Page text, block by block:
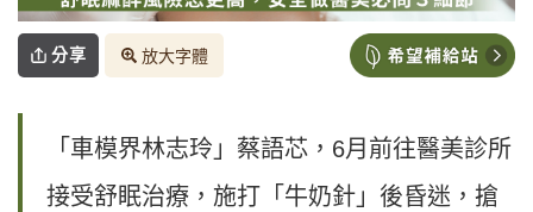
分享 放大字體
「車模界林志玲」蔡語芯，6月前往醫美診所
接受舒眠治療，施打「牛奶針」後昏迷，搶